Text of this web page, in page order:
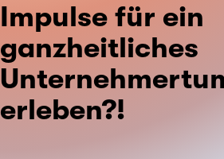
Impulse für ein
ganzheitliches
erleben?!